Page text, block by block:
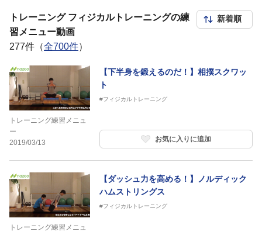
トレーニング フィジカルトレーニングの練
習メニュー動画
277件（全700件）
トレーニング練習メニュ
ー
2019/03/13
【下半身を鍛えるのだ！】相撲スクワッ
ト
#フィジカルトレーニング
お気に入りに追加
トレーニング練習メニュ
【ダッシュ力を高める！】ノルディック
ハムストリングス
#フィジカルトレーニング